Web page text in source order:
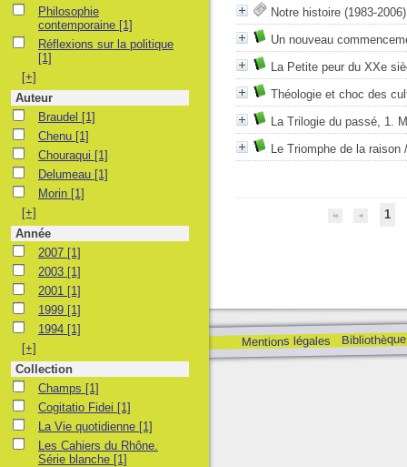
Notre histoire (1983-2006)
Un nouveau
La Petite peur du XXe
Théologie et choc des
La Trilogie du passé, 1.
Le Triomphe de la raison
1
Mentions légales
Philosophie contemporaine
Philosophie
contemporaine [1]
Réflexions sur la politique
Réflexions sur la politique
[1]
[+]
Auteur
BraudelBraudel [1]
ChenuChenu [1]
ChouraquiChouraqui [1]
DelumeauDelumeau [1]
MorinMorin [1]
[+]
Année
2007 2007 [1]
2003 2003 [1]
2001 2001 [1]
1999 1999 [1]
1994 1994 [1]
[+]
Collection
ChampsChamps [1]
Cogitatio Fidei
Cogitatio Fidei [1]
La Vie quotidienne
La Vie quotidienne [1]
Les Cahiers du Rhône. Série blanche
Les Cahiers du Rhône.
Série blanche [1]